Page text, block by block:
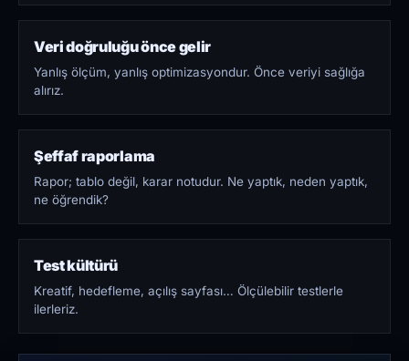
Veri doğruluğu önce gelir
Yanlış ölçüm, yanlış optimizasyondur. Önce veriyi sağlığa
alırız.
Şeffaf raporlama
Rapor; tablo değil, karar notudur. Ne yaptık, neden yaptık,
ne öğrendik?
Test kültürü
Kreatif, hedefleme, açılış sayfası… Ölçülebilir testlerle
ilerleriz.